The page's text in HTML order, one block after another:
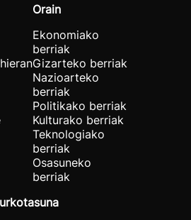
Orain
Ekonomiako
berriak
Gizarteko berriak
Nazioarteko
berriak
Politikako berriak
Kulturako berriak
Teknologiako
berriak
Osasuneko
berriak